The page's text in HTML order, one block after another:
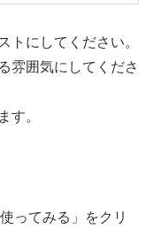
トにしてください。
雰囲気にしてくださ
す。
ってみる」をクリ